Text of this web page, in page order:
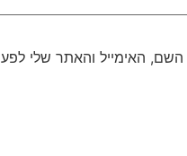
והאתר שלי לפעם הבאה